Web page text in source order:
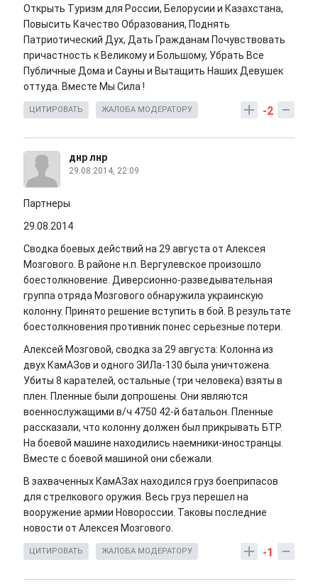
Открыть Туризм для России, Белорусии и Казахстана,
Повысить Качество Образования, Поднять
Патриотический Дух, Дать Гражданам Почувствовать
причастность к Великому и Большому, Убрать Все
Публичные Дома и Сауны и Вытащить Наших Девушек
оттуда. Вместе Мы Сила !
-2
ЦИТИРОВАТЬ ЖАЛОБА МОДЕРАТОРУ
днр лнр
29.08.2014, 22:09
Партнеры
29.08.2014
Сводка боевых действий на 29 августа от Алексея
Мозгового. В районе н.п. Вергулевское произошло
боестолкновение. Диверсионно-разведывательная
группа отряда Мозгового обнаружила украинскую
колонну. Принято решение вступить в бой. В результате
боестолкновения противник понес серьезные потери.
Алексей Мозговой, сводка за 29 августа: Колонна из
двух КамАЗов и одного ЗИЛа-130 была уничтожена.
Убиты 8 карателей, остальные (три человека) взяты в
плен. Пленные были допрошены. Они являются
военнослужащими в/ч 4750 42-й батальон. Пленные
рассказали, что колонну должен был прикрывать БТР.
На боевой машине находились наемники-иностранцы.
Вместе с боевой машиной они сбежали.
В захваченных КамАЗах находился груз боеприпасов
для стрелкового оружия. Весь груз перешел на
вооружение армии Новороссии. Таковы последние
новости от Алексея Мозгового.
-1
ЦИТИРОВАТЬ ЖАЛОБА МОДЕРАТОРУ